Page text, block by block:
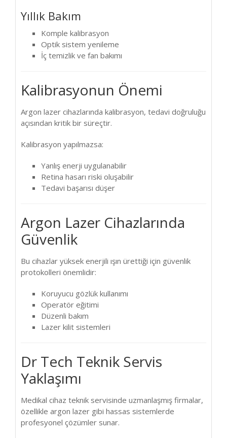
Yıllık Bakım
Komple kalibrasyon
Optik sistem yenileme
İç temizlik ve fan bakımı
Kalibrasyonun Önemi
Argon lazer cihazlarında kalibrasyon, tedavi doğruluğu
açısından kritik bir süreçtir.
Kalibrasyon yapılmazsa:
Yanlış enerji uygulanabilir
Retina hasarı riski oluşabilir
Tedavi başarısı düşer
Argon Lazer Cihazlarında
Güvenlik
Bu cihazlar yüksek enerjili ışın ürettiği için güvenlik
protokolleri önemlidir:
Koruyucu gözlük kullanımı
Operatör eğitimi
Düzenli bakım
Lazer kilit sistemleri
Dr Tech Teknik Servis
Yaklaşımı
Medikal cihaz teknik servisinde uzmanlaşmış firmalar,
özellikle argon lazer gibi hassas sistemlerde
profesyonel çözümler sunar.